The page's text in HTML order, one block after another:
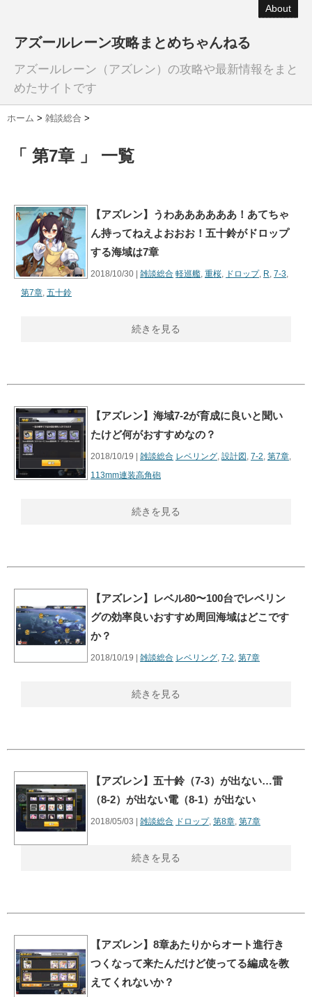
About
アズールレーン攻略まとめちゃんねる
アズールレーン（アズレン）の攻略や最新情報をまと
めたサイトです
ホーム > 雑談総合 >
「 第7章 」 一覧
【アズレン】うわああああああ！あてちゃ
ん持ってねえよおおお！五十鈴がドロップ
する海域は7章
2018/10/30 | 雑談総合 軽巡艦, 重桜, ドロップ, R, 7-3,
第7章, 五十鈴
続きを見る
【アズレン】海域7-2が育成に良いと聞い
たけど何がおすすめなの？
2018/10/19 | 雑談総合 レベリング, 設計図 , 7-2, 第7章,
113mm連装高角砲
続きを見る
【アズレン】レベル80〜100台でレベリン
グの効率良いおすすめ周回海域はどこです
か？
2018/10/19 | 雑談総合 レベリング, 7-2, 第7章
続きを見る
【アズレン】五十鈴（7-3）が出ない…雷
（8-2）が出ない電（8-1）が出ない
2018/05/03 | 雑談総合 ドロップ, 第8章, 第7章
続きを見る
【アズレン】8章あたりからオート進行き
つくなって来たんだけど使ってる編成を教
えてくれないか？